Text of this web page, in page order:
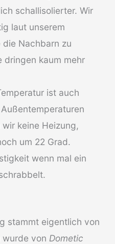
schallisolierter. Wir
laut unserem
die Nachbarn zu
dringen kaum mehr
ist auch
keine Heizung,
um 22 Grad.
wenn mal ein
stammt eigentlich von
wurde von Dometic